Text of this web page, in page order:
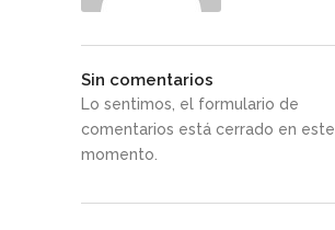
Sin comentarios
Lo sentimos, el formulario de
comentarios está cerrado en este
momento.